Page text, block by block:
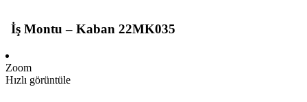
İş Montu – Kaban 22MK035
Zoom
Hızlı görüntüle